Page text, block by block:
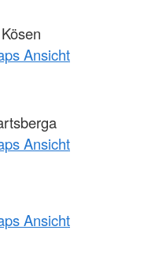
Ansicht
Ansicht
Ansicht